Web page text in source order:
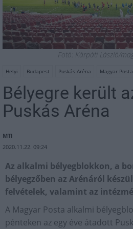
Fotó: Kárpáti László/
Helyi Budapest Puskás Aréna Magyar Posta
Bélyegre került
Puskás Aréna
MTI
2020.11.22. 09:24
Az alkalmi bélyegblokkon, a
bélyegzőben az Arénáról
felvételek, valamint az
A Magyar Posta alkalmi
pénteken az egy éve átadott